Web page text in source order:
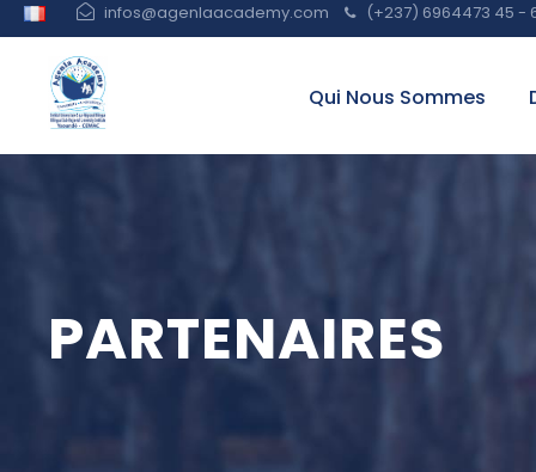
infos@agenlaacademy.com (+237) 6964473 45 -
Qui Nous Sommes
PARTENAIRES